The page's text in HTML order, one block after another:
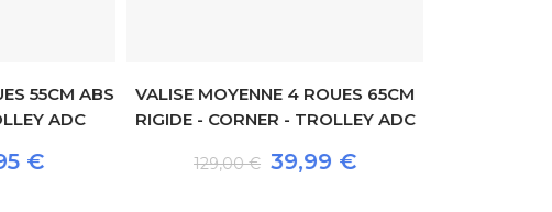
55CM ABS
ADC
€
VALISE MOYENNE 4 ROUES 65CM
RIGIDE - CORNER - TROLLEY ADC
129,00 € 39,99 €